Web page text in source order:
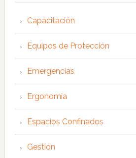
Capacitación
Equipos de Protección
Emergencias
Ergonomía
Espacios Confinados
Gestión